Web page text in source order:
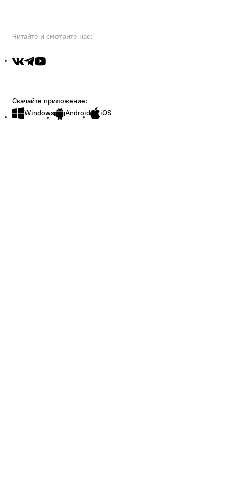
Читайте и смотрите нас:
Скачайте приложение:
Windows
Android iOS